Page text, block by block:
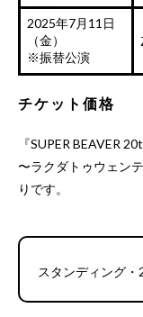
2025年7月11日
（金）
※振替公演
チケット価格
『SUPER BEAVER
〜ラクダトゥウェン
りです。
スタンディング・